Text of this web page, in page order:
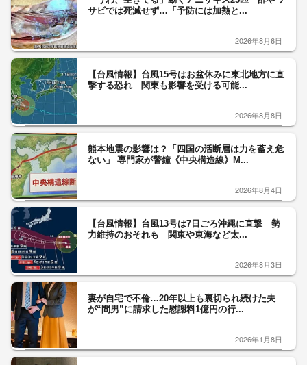
サビでは死滅せず…「予防には加熱と...
2026年8月6日
【台風情報】台風15号はお盆休みに東北地方に直
撃する恐れ 関東も影響を受ける可能...
2026年8月8日
熊本地震の影響は？「四国の活断層は力を蓄え危
ない」 専門家が警鐘《中央構造線》M...
2026年8月4日
【台風情報】台風13号は7日ごろ沖縄に直撃 勢
力維持のおそれも 関東や東海など太...
2026年8月3日
妻が自宅で不倫…20年以上も裏切られ続けた夫
が“間男”に請求した慰謝料1億円の行...
2026年1月8日